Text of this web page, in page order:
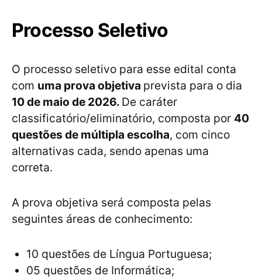
Processo Seletivo
O processo seletivo para esse edital conta
com uma prova objetiva prevista para o dia
10 de maio de 2026. De caráter
classificatório/eliminatório, composta por 40
questões de múltipla escolha, com cinco
alternativas cada, sendo apenas uma
correta.
A prova objetiva será composta pelas
seguintes áreas de conhecimento:
10 questões de Língua Portuguesa;
05 questões de Informática;